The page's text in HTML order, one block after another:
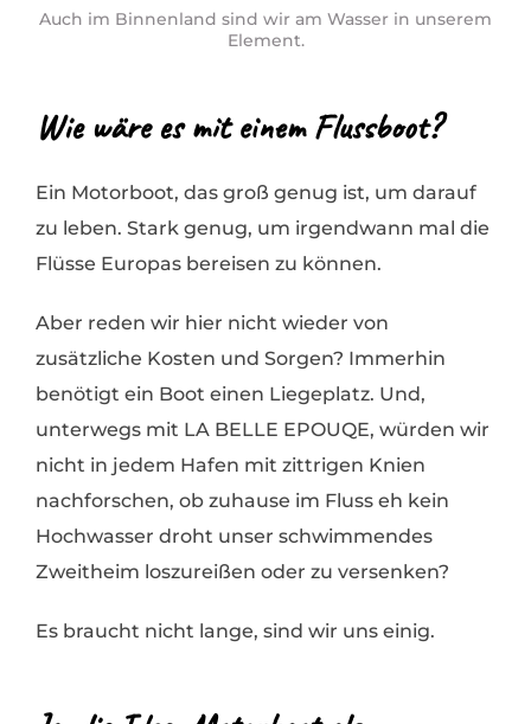
Auch im Binnenland sind wir am Wasser in unserem
Element.
Wie wäre es mit einem Flussboot?
Ein Motorboot, das groß genug ist, um darauf
zu leben. Stark genug, um irgendwann mal die
Flüsse Europas bereisen zu können.
Aber reden wir hier nicht wieder von
zusätzliche Kosten und Sorgen? Immerhin
benötigt ein Boot einen Liegeplatz. Und,
unterwegs mit LA BELLE EPOUQE, würden wir
nicht in jedem Hafen mit zittrigen Knien
nachforschen, ob zuhause im Fluss eh kein
Hochwasser droht unser schwimmendes
Zweitheim loszureißen oder zu versenken?
Es braucht nicht lange, sind wir uns einig.